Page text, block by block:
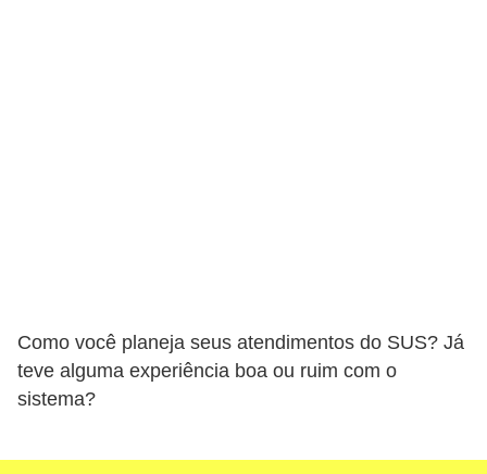
Como você planeja seus atendimentos do SUS? Já
teve alguma experiência boa ou ruim com o
sistema?